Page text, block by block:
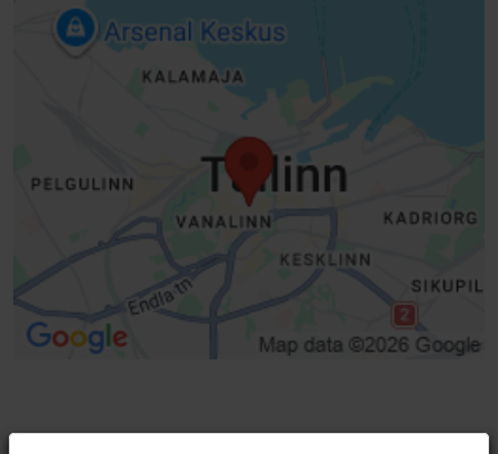
Ei pääsyä skootterilla
Ei pääsyä pyörätuolilla
Tavallinen ovi (leveys < 800 mm)
Korkea kynnys (h > 25 mm)
Sisäänkäynnin päällyste huonokuntoinen